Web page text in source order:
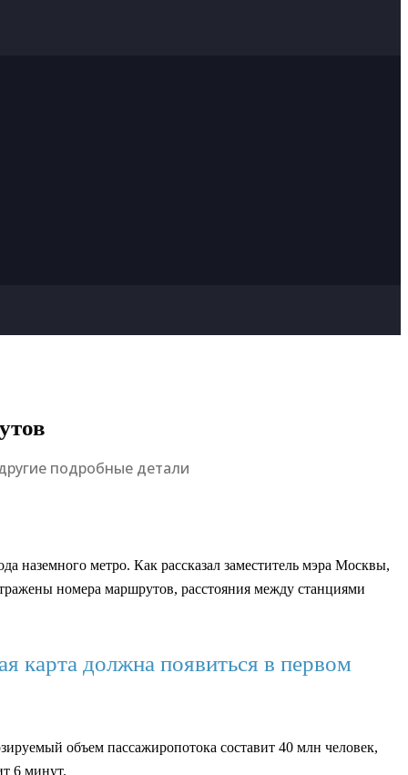
подробные детали
наземного метро. Как рассказал заместитель мэра Москвы,
номера маршрутов, расстояния между станциями
карта должна появиться в первом
объем пассажиропотока составит 40 млн человек,
6 минут.